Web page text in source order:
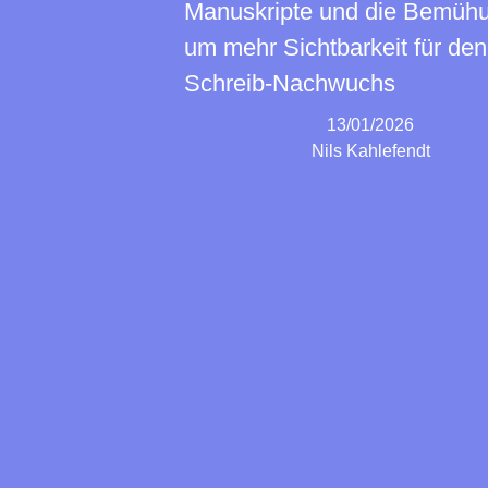
Manuskripte und die
um mehr Sichtbarkeit für den
Schreib-Nachwuchs
13/01/2026
Nils Kahlefendt